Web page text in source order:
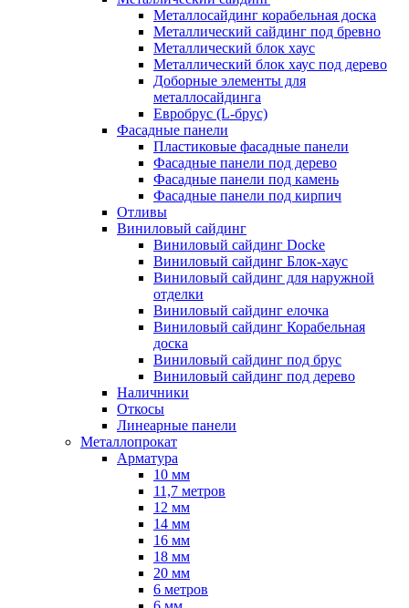
Металлосайдинг корабельная доска
Металлический сайдинг под бревно
Металлический блок хаус
Металлический блок хаус под дерево
Доборные элементы для
металлосайдинга
Евробрус (L-брус)
Фасадные панели
Пластиковые фасадные панели
Фасадные панели под дерево
Фасадные панели под камень
Фасадные панели под кирпич
Отливы
Виниловый сайдинг
Виниловый сайдинг Docke
Виниловый сайдинг Блок-хаус
Виниловый сайдинг для наружной
отделки
Виниловый сайдинг елочка
Виниловый сайдинг Корабельная
доска
Виниловый сайдинг под брус
Виниловый сайдинг под дерево
Наличники
Откосы
Линеарные панели
Металлопрокат
Арматура
10 мм
11,7 метров
12 мм
14 мм
16 мм
18 мм
20 мм
6 метров